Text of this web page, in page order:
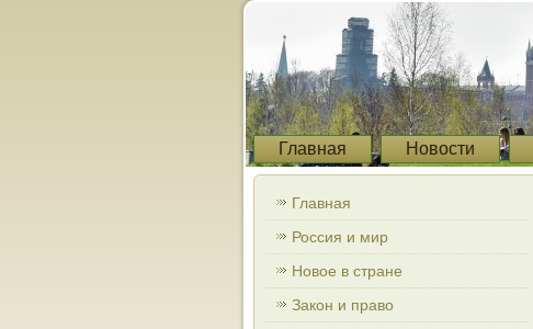
Главная Новости
Главная
Россия и мир
Новое в стране
Закон и право